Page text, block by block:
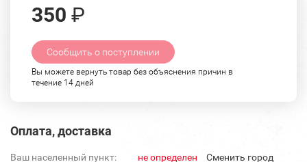
350 ₽
Сообщить о поступлении
Вы можете вернуть товар без объяснения причин в
течение 14 дней
Оплата, доставка
Ваш населенный пункт: не определен Cменить город